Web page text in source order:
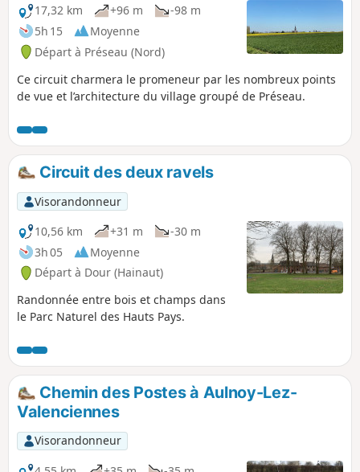
17,32 km
+96 m
-98 m
5h 15
Moyenne
Départ à Préseau (Nord)
Ce circuit charmera le promeneur par les nombreux points
de vue et l’architecture du village groupé de Préseau.
Circuit des deux ravels
Visorandonneur
10,56 km
+31 m
-30 m
3h 05
Moyenne
Départ à Dour (Hainaut)
Randonnée entre bois et champs dans
le Parc Naturel des Hauts Pays.
Chemin des Postes à Aulnoy-Lez-
Valenciennes
Visorandonneur